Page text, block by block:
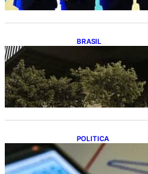
BRASIL
Projetos de
milhões de
POLITICA
TCU lista
contas